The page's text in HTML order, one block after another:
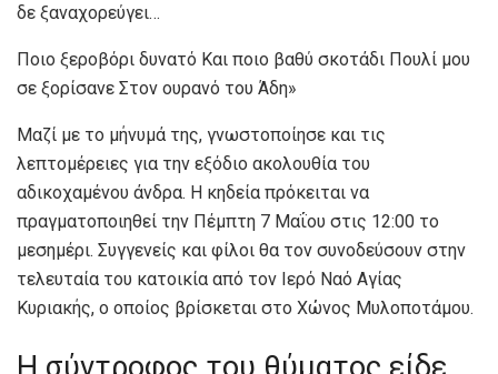
δε ξαναχορεύγει…
Ποιο ξεροβόρι δυνατό Και ποιο βαθύ σκοτάδι Πουλί μου
σε ξορίσανε Στον ουρανό του Άδη»
Μαζί με το μήνυμά της, γνωστοποίησε και τις
λεπτομέρειες για την εξόδιο ακολουθία του
αδικοχαμένου άνδρα. Η κηδεία πρόκειται να
πραγματοποιηθεί την Πέμπτη 7 Μαΐου στις 12:00 το
μεσημέρι. Συγγενείς και φίλοι θα τον συνοδεύσουν στην
τελευταία του κατοικία από τον Ιερό Ναό Αγίας
Κυριακής, ο οποίος βρίσκεται στο Χώνος Μυλοποτάμου.